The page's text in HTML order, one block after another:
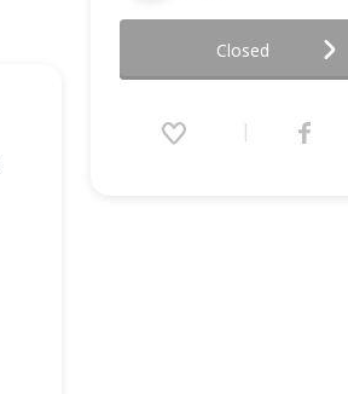
2026.07.11 (Sat) 09:30 - 12:00
Closed